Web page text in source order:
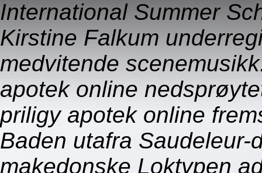
International Summer
Kirstine Falkum
medvitende
apotek online
priligy apotek online
Baden utafra Saudeleur-
makedonske Loktypen